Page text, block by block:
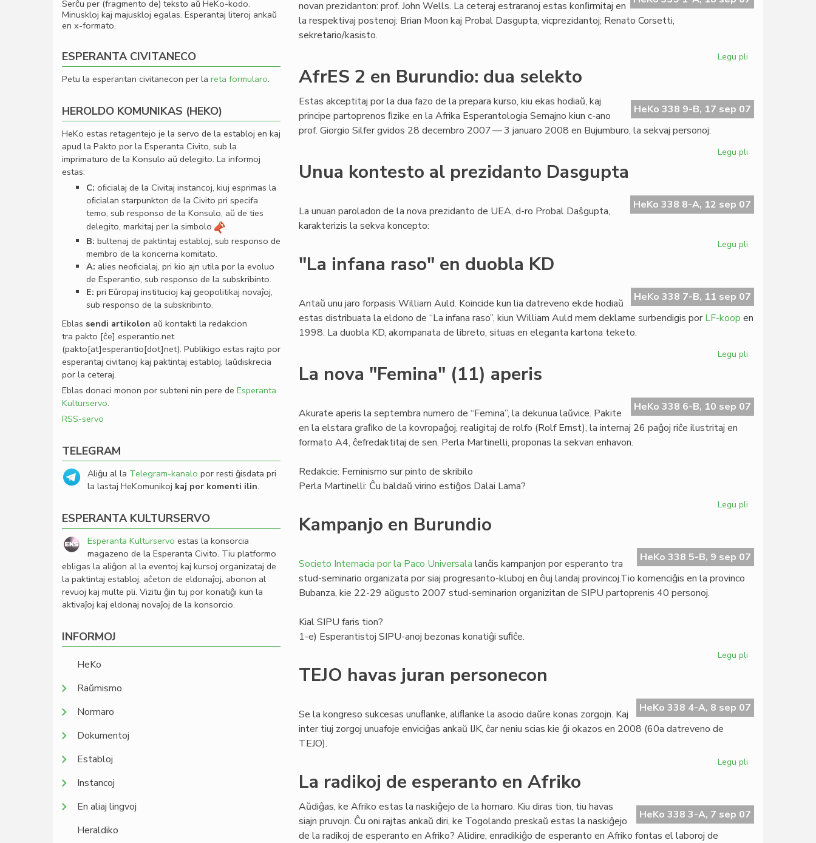
novan prezidanton: prof. John Wells. La ceteraj estraranoj estas konﬁrmitaj en
la respektivaj postenoj: Brian Moon kaj Probal Dasgupta, vicprezidantoj; Renato Corsetti,
sekretario/kasisto.
Legu pli
sed...
AfrES 2 en Burundio: dua selekto
HeKo 338 9-B, 17 sep 07
Estas akceptitaj por la dua fazo de la prepara kurso, kiu ekas hodiaŭ, kaj
principe partoprenos ﬁzike en la Afrika Esperantologia Semajno kiun c-ano
prof. Giorgio Silfer gvidos 28 decembro 2007 — 3 januaro 2008 en Bujumburo, la sekvaj personoj:
Legu pli
Burundio:
dua
Unua kontesto al prezidanto Dasgupta
HeKo 338 8-A, 12 sep 07
La unuan paroladon de la nova prezidanto de UEA, d-ro Probal Daŝgupta,
karakterizis la sekva koncepto:
Legu pli
prezidanto
Dasgupta
"La infana raso" en duobla KD
HeKo 338 7-B, 11 sep 07
Antaŭ unu jaro forpasis William Auld. Koincide kun lia datreveno ekde hodiaŭ
estas distribuata la eldono de “La infana raso”, kiun William Auld mem deklame surbendigis porLF-koop en
1998. La duobla KD, akompanata de libreto, situas en eleganta kartona teketo.
Legu pli
en
duobla
La nova "Femina" (11) aperis
HeKo 338 6-B, 10 sep 07
Akurate aperis la septembra numero de “Femina”, la dekunua laŭvice. Pakite
en la elstara graﬁko de la kovropaĝoj, realigitaj de rolfo (Rolf Ernst), la internaj 26 paĝoj riĉe ilustritaj en
formato A4, ĉefredaktitaj de sen. Perla Martinelli, proponas la sekvan enhavon.
Redakcie: Feminismo sur pinto de skribilo
Perla Martinelli: Ĉu baldaŭ virino estiĝos Dalai Lama?
Legu pli
(11)
aperis
Kampanjo en Burundio
HeKo 338 5-B, 9 sep 07
Societo Internacia por la Paco Universala lanĉis kampanjon por esperanto tra
stud-seminario organizata por siaj progresanto-kluboj en ĉiuj landaj provincoj.Tio komenciĝis en la provinco
Bubanza, kie 22-29 aŭgusto 2007 stud-seminarion organizitan de SIPU partoprenis 40 personoj.
Kial SIPU faris tion?
1-e) Esperantistoj SIPU-anoj bezonas konatiĝi suﬁĉe.
Legu pli
TEJO havas juran personecon
HeKo 338 4-A, 8 sep 07
Se la kongreso sukcesas unuﬂanke, aliﬂanke la asocio daŭre konas zorgojn. Kaj
inter tiuj zorgoj unuafoje enviciĝas ankaŭ IJK, ĉar neniu scias kie ĝi okazos en 2008 (60a datreveno de
TEJO).
Legu pli
personecon
La radikoj de esperanto en Afriko
HeKo 338 3-A, 7 sep 07
Aŭdiĝas, ke Afriko estas la naskiĝejo de la homaro. Kiu diras tion, tiu havas
siajn pruvojn. Ĉu oni rajtas ankaŭ diri, ke Togolando preskaŭ estas la naskiĝejo
de la radikoj de esperanto en Afriko? Alidire, enradikiĝo de esperanto en Afriko fontas el laboroj de
Serĉu per (fragmento de) teksto aŭ HeKo-kodo.
Minuskloj kaj majuskloj egalas. Esperantaj literoj ankaŭ
en x-formato.
ESPERANTA CIVITANECO
Petu la esperantan civitanecon per la reta formularo.
HEROLDO KOMUNIKAS (HEKO)
HeKo estas retagentejo je la servo de la establoj en kaj
apud la Pakto por la Esperanta Civito, sub la
imprimaturo de la Konsulo aŭ delegito. La informoj
estas:
C: oﬁcialaj de la Civitaj instancoj, kiuj esprimas la
oﬁcialan starpunkton de la Civito pri specifa
temo, sub responso de la Konsulo, aŭ de ties
delegito, markitaj per la simbolo
.
B: bultenaj de paktintaj establoj, sub responso de
membro de la koncerna komitato.
A: alies neoﬁcialaj, pri kio ajn utila por la evoluo
de Esperantio, sub responso de la subskribinto.
E: pri Eŭropaj institucioj kaj geopolitikaj novaĵoj,
sub responso de la subskribinto.
Eblas sendi artikolon aŭ kontakti la redakcion
tra pakto [ĉe] esperantio.net
(pakto[at]esperantio[dot]net). Publikigo estas rajto por
esperantaj civitanoj kaj paktintaj establoj, laŭdiskrecia
por la ceteraj.
Eblas donaci monon por subteni nin pere de Esperanta
Kulturservo.
RSS-servo
TELEGRAM
Aliĝu al la Telegram-kanalo por resti ĝisdata pri
la lastaj HeKomunikoj kaj por komenti ilin.
ESPERANTA KULTURSERVO
Esperanta Kulturservo estas la konsorcia
magazeno de la Esperanta Civito. Tiu platformo
ebligas la aliĝon al la eventoj kaj kursoj organizataj de
la paktintaj establoj, aĉeton de eldonaĵoj, abonon al
revuoj kaj multe pli. Vizitu ĝin tuj por konatiĝi kun la
aktivaĵoj kaj eldonaj novaĵoj de la konsorcio.
INFORMOJ
HeKo
Raŭmismo
Normaro
Dokumentoj
Establoj
Instancoj
En aliaj lingvoj
Heraldiko